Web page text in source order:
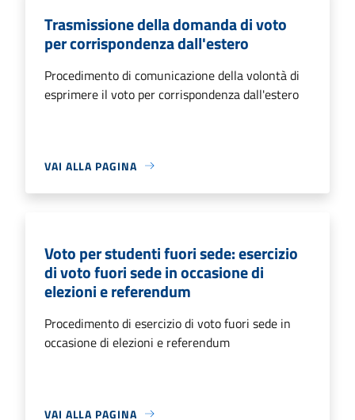
Trasmissione della domanda di voto
per corrispondenza dall'estero
Procedimento di comunicazione della volontà di
esprimere il voto per corrispondenza dall'estero
VAI ALLA PAGINA
Voto per studenti fuori sede: esercizio
di voto fuori sede in occasione di
elezioni e referendum
Procedimento di esercizio di voto fuori sede in
occasione di elezioni e referendum
VAI ALLA PAGINA